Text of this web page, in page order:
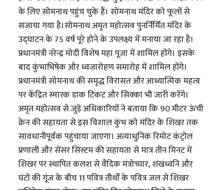
के लिए सोमनाथ पहुंच चुके हैं। सोमनाथ मंदिर को फूलों से
सजाया गया है।सोमनाथ अमृत महोत्सव पुनर्निर्मित मंदिर के
उद्घाटन के 75 वर्ष पूरे होने के उपलक्ष्य में मनाया जा रहा है।
प्रधानमंत्री नरेन्द्र मोदी विशेष महा पूजा में शामिल होंगे। इसके
बाद कुंभाभिषेक और ध्वजारोहण समारोह में शामिल होंगे।
प्रधानमंत्री सोमनाथ की समृद्ध विरासत और आध्यात्मिक महत्व
पर केंद्रित स्मारक डाक टिकट और सिक्का भी जारी करेंगे।
अमृत महोत्सव से जुड़े अधिकारियों ने बताया कि 90 मीटर ऊंची
क्रेन की सहायता से इस विशाल कुंभ को मंदिर के शिखर तक
सावधानीपूर्वक पहुंचाया जाएगा। अत्याधुनिक रिमोट कंट्रोल
प्रणाली और सेंसर सिस्टम की सहायता से मात्र तीन मिनट में
शिखर पर स्थापित कलश से वैदिक मंत्रोच्चार, शंखध्वनि और
घंटों की गूंज के बीच 11 पवित्र तीर्थों के पवित्र जल से शिखर